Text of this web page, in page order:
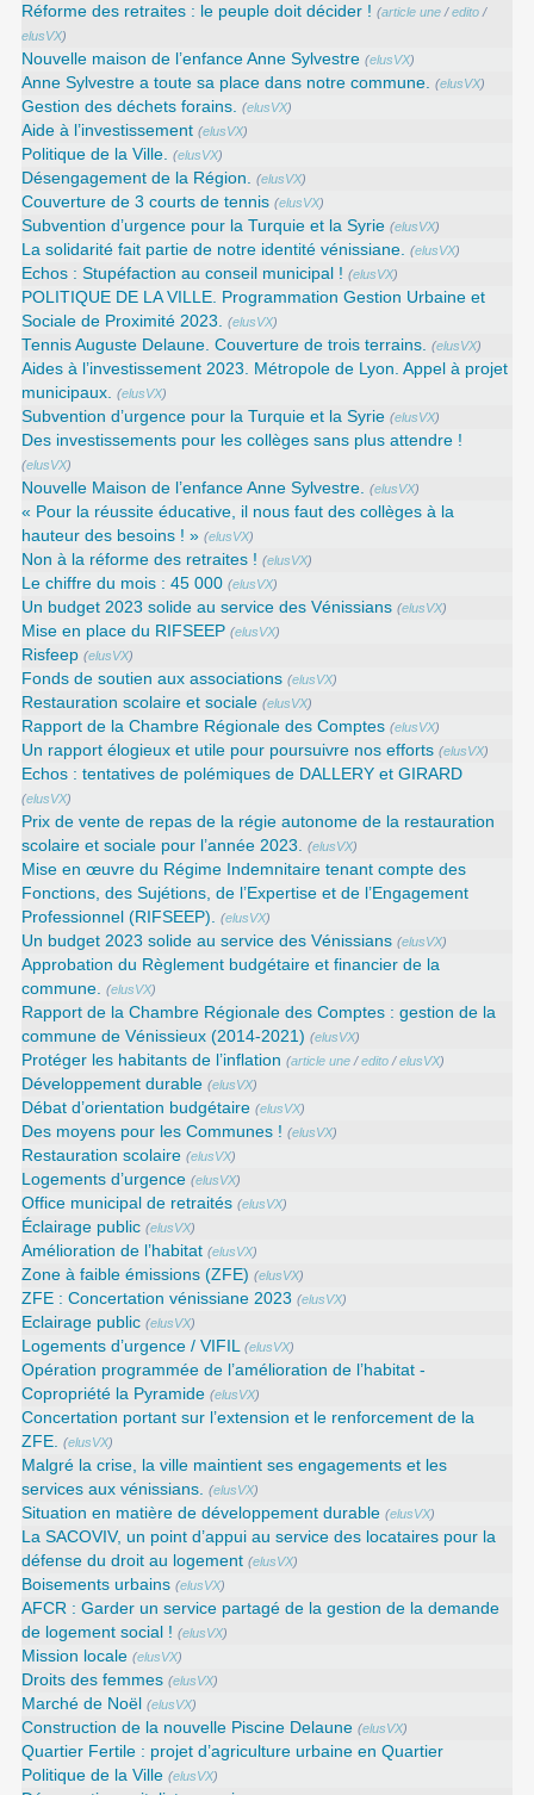
Réforme des retraites : le peuple doit décider ! (article une /edito /
elusVX)
Nouvelle maison de l’enfance Anne Sylvestre (elusVX)
Anne Sylvestre a toute sa place dans notre commune. (elusVX)
Gestion des déchets forains. (elusVX)
Aide à l’investissement (elusVX)
Politique de la Ville. (elusVX)
Désengagement de la Région. (elusVX)
Couverture de 3 courts de tennis (elusVX)
Subvention d’urgence pour la Turquie et la Syrie (elusVX)
La solidarité fait partie de notre identité vénissiane. (elusVX)
Echos : Stupéfaction au conseil municipal ! (elusVX)
POLITIQUE DE LA VILLE. Programmation Gestion Urbaine et
Sociale de Proximité 2023.
(elusVX)
Tennis Auguste Delaune. Couverture de trois terrains. (elusVX)
Aides à l’investissement 2023. Métropole de Lyon. Appel à projet
municipaux.
(elusVX)
Subvention d’urgence pour la Turquie et la Syrie (elusVX)
Des investissements pour les collèges sans plus attendre !
(elusVX)
Nouvelle Maison de l’enfance Anne Sylvestre. (elusVX)
« Pour la réussite éducative, il nous faut des collèges à la
hauteur des besoins ! » (elusVX)
Non à la réforme des retraites ! (elusVX)
Le chiffre du mois : 45 000 (elusVX)
Un budget 2023 solide au service des Vénissians (elusVX)
Mise en place du RIFSEEP (elusVX)
Risfeep (elusVX)
Fonds de soutien aux associations (elusVX)
Restauration scolaire et sociale (elusVX)
Rapport de la Chambre Régionale des Comptes (elusVX)
Un rapport élogieux et utile pour poursuivre nos efforts (elusVX)
Echos : tentatives de polémiques de DALLERY et GIRARD
(elusVX)
Prix de vente de repas de la régie autonome de la restauration
scolaire et sociale pour l’année 2023.
(elusVX)
Mise en œuvre du Régime Indemnitaire tenant compte des
Fonctions, des Sujétions, de l’Expertise et de l’Engagement
Professionnel (RIFSEEP).
(elusVX)
Un budget 2023 solide au service des Vénissians (elusVX)
Approbation du Règlement budgétaire et financier de la
commune.
(elusVX)
Rapport de la Chambre Régionale des Comptes : gestion de la
commune de Vénissieux (2014-2021) (elusVX)
Protéger les habitants de l’inflation (article une /edito /elusVX)
Développement durable (elusVX)
Débat d’orientation budgétaire (elusVX)
Des moyens pour les Communes ! (elusVX)
Restauration scolaire (elusVX)
Logements d’urgence (elusVX)
Office municipal de retraités (elusVX)
Éclairage public (elusVX)
Amélioration de l’habitat (elusVX)
Zone à faible émissions (ZFE) (elusVX)
ZFE : Concertation vénissiane 2023 (elusVX)
Eclairage public (elusVX)
Logements d’urgence / VIFIL (elusVX)
Opération programmée de l’amélioration de l’habitat -
Copropriété la Pyramide (elusVX)
Concertation portant sur l’extension et le renforcement de la
ZFE.
(elusVX)
Malgré la crise, la ville maintient ses engagements et les
services aux vénissians.
(elusVX)
Situation en matière de développement durable (elusVX)
La SACOVIV, un point d’appui au service des locataires pour la
défense du droit au logement (elusVX)
Boisements urbains (elusVX)
AFCR : Garder un service partagé de la gestion de la demande
de logement social ! (elusVX)
Mission locale (elusVX)
Droits des femmes (elusVX)
Marché de Noël (elusVX)
Construction de la nouvelle Piscine Delaune (elusVX)
Quartier Fertile : projet d’agriculture urbaine en Quartier
Politique de la Ville (elusVX)